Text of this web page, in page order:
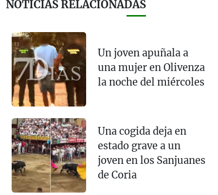
NOTICIAS RELACIONADAS
Un joven apuñala a
una mujer en Olivenza
la noche del miércoles
Una cogida deja en
estado grave a un
joven en los Sanjuanes
de Coria